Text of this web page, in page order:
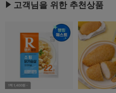
고객님을 위한 추천상품